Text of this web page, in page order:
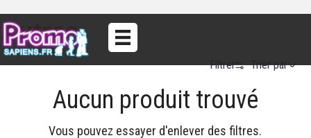
Autres
Filtrer Trier par
Alphabetical (A to Z)
Alphabetical (Z to A)
Aucun produit trouvé
Vous pouvez essayer d'enlever des filtres.